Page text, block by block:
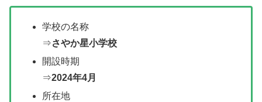
学校の名称
⇒さやか星小学校
開設時期
⇒2024年4月
所在地